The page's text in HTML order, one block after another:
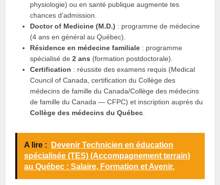
physiologie) ou en santé publique augmente tes
chances d’admission.
Doctor of Medicine (M.D.) : programme de médecine
(4 ans en général au Québec).
Résidence en médecine familiale : programme
spécialisé de2 ans (formation postdoctorale).
Certification : réussite des examens requis (Medical
Council of Canada, certification du Collège des
médecins de famille du Canada/Collège des médecins
de famille du Canada — CFPC) et inscription auprès du
Collège des médecins du Québec
A lire :
Devenir Technicien en éducation
spécialisée (TES) (Accompagnement terrain)
au Québec : Salaire, Formation et Avenir.